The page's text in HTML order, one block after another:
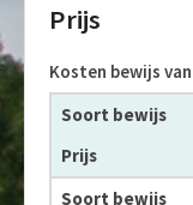
Prijs
Soort bewijs
Prijs
Kosten bewijs